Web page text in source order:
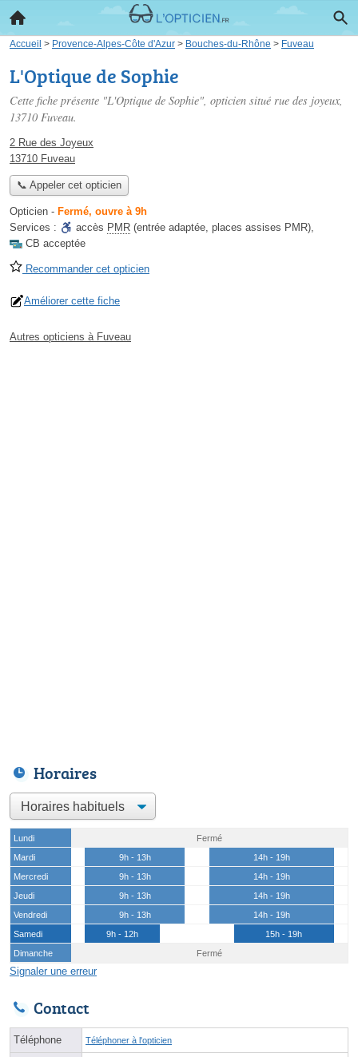
Accueil > Provence-Alpes-Côte d'Azur > Bouches-du-Rhône > Fuveau
L'Optique de Sophie
Cette fiche présente "L'Optique de Sophie", opticien situé rue des joyeux,
13710 Fuveau.
2 Rue des Joyeux
13710 Fuveau
📞 Appeler cet opticien
Opticien - Fermé, ouvre à 9h
Services :
accès PMR (entrée adaptée, places assises PMR),
CB acceptée
Recommander cet opticien
Améliorer cette fiche
Autres opticiens à Fuveau
Horaires
Lundi
Fermé
Mardi
9h - 13h
14h - 19h
Mercredi
9h - 13h
14h - 19h
Jeudi
9h - 13h
14h - 19h
Vendredi
9h - 13h
14h - 19h
Samedi
9h - 12h
15h - 19h
Dimanche
Fermé
Signaler une erreur
Contact
Téléphone Téléphoner à l'opticien